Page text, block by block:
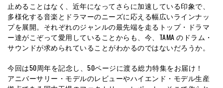
止めることはなく、近年になってさらに加速している印象で、
多様化する音楽とドラマーのニーズに応える幅広いラインナッ
プを展開。それぞれのジャンルの最先端を走るトップ・ドラマ
ー達がこぞって愛用していることからも、今、TAMA のドラム・
サウンドが求められていることがわかるのではないだろうか。
今回は50周年を記念し、50ページに渡る総力特集をお届け！
アニバーサリー・モデルのレビューやハイエンド・モデル生産